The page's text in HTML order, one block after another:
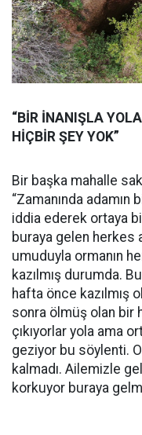
“BİR İNANIŞLA
HİÇBİR ŞEY YOK”
Bir başka mahalle
“Zamanında
iddia ederek ortaya
buraya gelen herkes
umuduyla ormanın
kazılmış durumda.
hafta önce kazılmış
sonra ölmüş olan bir
çıkıyorlar yola ama
geziyor bu söylenti.
kalmadı. Ailemizle
korkuyor buraya